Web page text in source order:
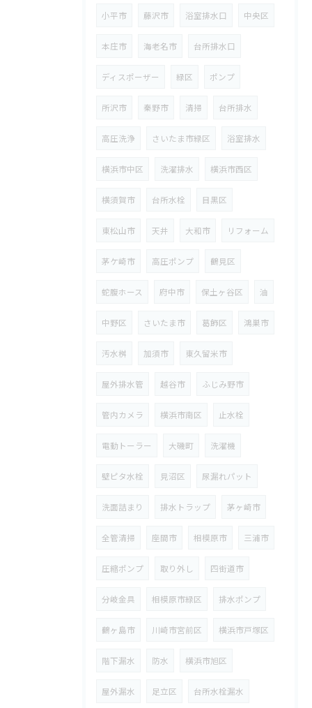
小平市 藤沢市 浴室排水口 中央区
本庄市 海老名市 台所排水口
ディスポーザー 緑区 ポンプ
所沢市 秦野市 清掃 台所排水
高圧洗浄 さいたま市緑区 浴室排水
横浜市中区 洗濯排水 横浜市西区
横須賀市 台所水栓 目黒区
東松山市 天井 大和市 リフォーム
茅ケ崎市 高圧ポンプ 鶴見区
蛇腹ホース 府中市 保土ヶ谷区 油
中野区 さいたま市 葛飾区 鴻巣市
汚水桝 加須市 東久留米市
屋外排水管 越谷市 ふじみ野市
管内カメラ 横浜市南区 止水栓
電動トーラー 大磯町 洗濯機
壁ピタ水栓 見沼区 尿漏れパット
洗面詰まり 排水トラップ 茅ヶ崎市
全管清掃 座間市 相模原市 三浦市
圧縮ポンプ 取り外し 四街道市
分岐金具 相模原市緑区 排水ポンプ
鶴ヶ島市 川崎市宮前区 横浜市戸塚区
階下漏水 防水 横浜市旭区
屋外漏水 足立区 台所水栓漏水